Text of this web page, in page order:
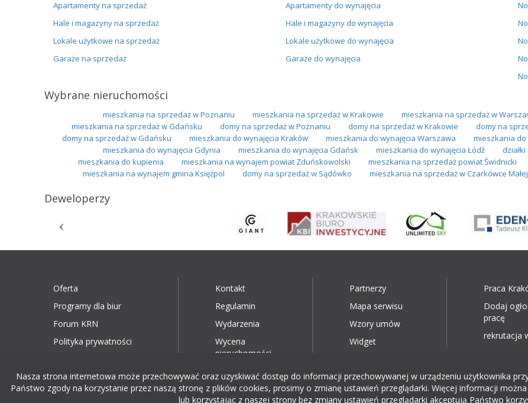
Apartamenty na sprzedaż
Hale i magazyny na sprzedaż
Lokale użytkowe na sprzedaż
Garaże na sprzedaż
Apartamenty do wynajęcia
Hale i magazyny do wynajęcia
Lokale użytkowe do wynajęcia
Garaże do wynajęcia
Wybrane nieruchomości
mieszkania na sprzedaż w Poznaniu mieszkania na sprzedaż w Krakowie mieszkania na sprzedaż w
mieszkania na sprzedaż w Gdańsku
domy na sprzedaż w Poznaniu domy na sprzedaż w Krakowie domy na
domy na sprzedaż w Gdańsku
mieszkania do wynajęcia Kraków mieszkania do wynajęcia Warszawa mieszkania
mieszkania do wynajęcia Gdynia
mieszkania do wynajęcia Gdańsk mieszkania do wynajęcia Łódź
mieszkania do kupienia
mieszkania na wynajem powiat Zduńskowolski mieszkania na sprzedaż powiat Świdnicki
mieszkania na wynajem gmina Księżpol
domy na sprzedaż w Sądówko mieszkania na sprzedaż w Czarkówce Małej
Deweloperzy
Oferta
Programy dla biur
Forum KRN
Polityka prywatności
Kontakt
Regulamin
Wydarzenia
Wycena
nieruchomości
Partnerzy
Mapa serwisu
Wzory umów
Widget
Praca
Dodaj
pracę
rekrutacja
Nasza strona internetowa może przechowywać oraz uzyskiwać dostęp do informacji przechowywanej w urządzeniu użytkownika
Państwo zgody na korzystanie przez naszą stronę z plików cookies, prosimy o zmianę ustawień przeglądarki. Więcej informacji
lub korzystając z naszej strony bez zmiany ustawień przeglądarki akceptują Państwo